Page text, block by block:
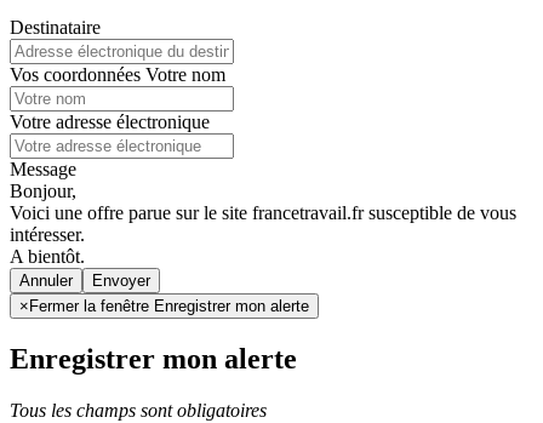
Destinataire
Vos coordonnées Votre nom
Votre adresse électronique
Message
Bonjour,
Voici une offre parue sur le site francetravail.fr susceptible de vous
intéresser.
A bientôt.
Annuler
× Fermer la fenêtre Enregistrer mon alerte
Enregistrer mon alerte
Tous les champs sont obligatoires